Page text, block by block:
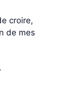
croire,
de mes